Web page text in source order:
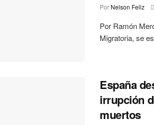
Por Nelson Feliz
Por Ramón
Migratoria, se
España
irrupción
muertos